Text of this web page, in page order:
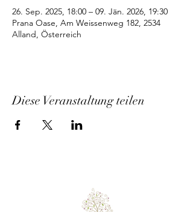
26. Sep. 2025, 18:00 – 09. Jän. 2026, 19:30
Prana Oase, Am Weissenweg 182, 2534
Alland, Österreich
Diese Veranstaltung teilen